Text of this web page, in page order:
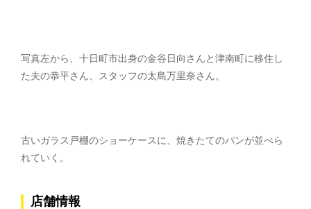
写真左から、十日町市出身の金谷日向さんと津南町に移住し
た夫の恭平さん、スタッフの太島万里奈さん。
古いガラス戸棚のショーケースに、焼きたてのパンが並べら
れていく。
店舗情報